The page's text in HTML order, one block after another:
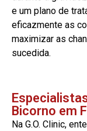
e um plano de
eficazmente as
maximizar as
sucedida.
Bicorno em
Na G.O. Clinic,